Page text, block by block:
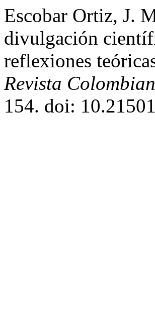
Escobar Ortiz, J.
divulgación
reflexiones
Revista
154. doi: